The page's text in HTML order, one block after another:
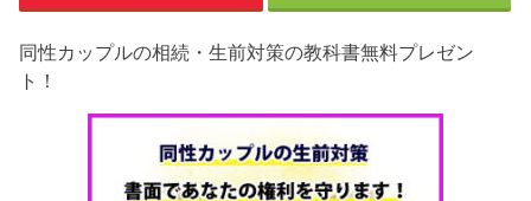
同性カップルの相続・生前対策の教科書無料プレゼン
ト！